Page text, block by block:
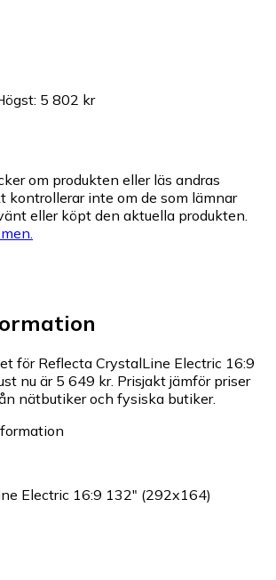
: 5 802 kr
om produkten eller läs andras
kontrollerar inte om de som lämnar
eller köpt den aktuella produkten.
för Reflecta CrystalLine Electric 16:9
nu är 5 649 kr. Prisjakt jämför priser
nätbutiker och fysiska butiker.
Electric 16:9 132" (292x164)